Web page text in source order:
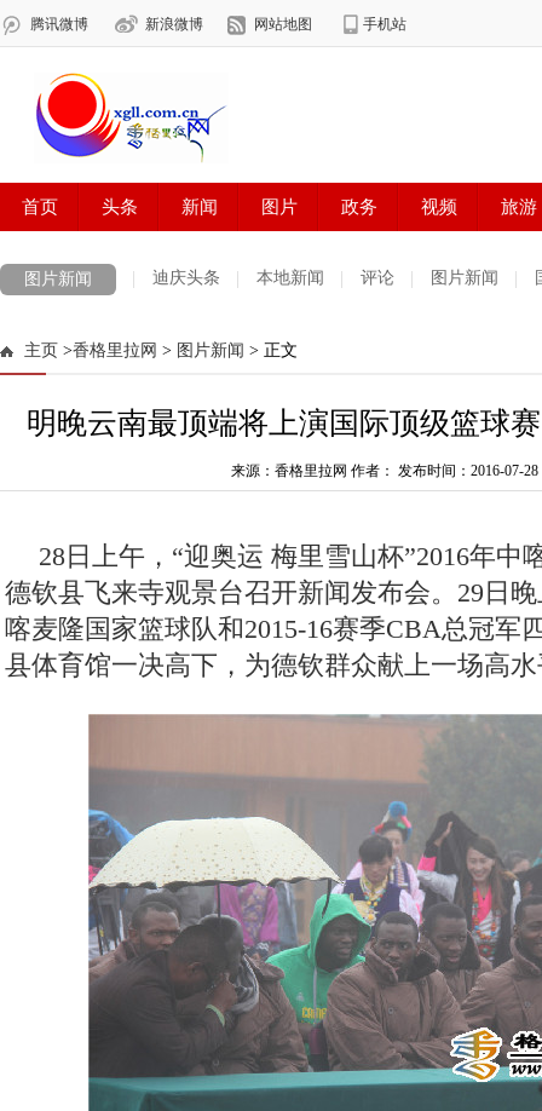
图片新闻 迪庆头条 本地新闻 评论 图片新闻
主页 >香格里拉网 > 图片新闻 > 正文
明晚云南最顶端将上演国际顶级篮球
来源：香格里拉网 作者： 发布时间：2016-07-28
28日上午，“迎奥运 梅里雪山杯”2016年中
德钦县飞来寺观景台召开新闻发布会。29日
喀麦隆国家篮球队和2015-16赛季CBA总冠军
县体育馆一决高下，为德钦群众献上一场高